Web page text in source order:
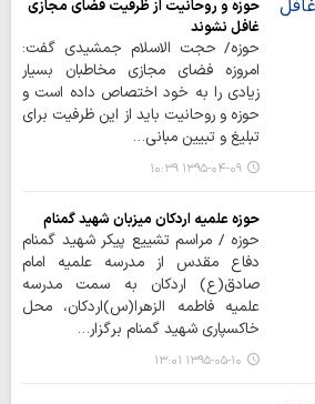
حوزه و روحانیت از ظرفیت فضای مجازی
غافل نشوند
حوزه/ حجت الاسلام جمشیدی گفت:
امروزه فضای مجازی مخاطبان بسیار
زیادی را به خود اختصاص داده است و
حوزه و روحانیت باید از این ظرفیت برای
تبلیغ و تبیین مبانی…
۱۳۹۵-۰۴-۰۹ ۱۰:۳۹
حوزه علمیه اردکان میزبان شهید گمنام
حوزه / مراسم تشییع پیکر شهید گمنام
دفاع مقدس از مدرسه علمیه امام
صادق(ع) اردکان به سمت مدرسه
علمیه فاطمه الزهرا(س)اردکان، محل
خاکسپاری شهید گمنام برگزار…
۱۳۹۵-۰۵-۱۰ ۱۳:۰۱